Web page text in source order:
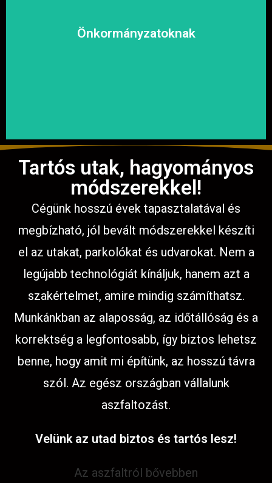
Önkormányzatoknak
garantáljuk a hosszú távú és fenntartható
megoldásokat, hogy a közösség biztonságosan és
Tartós utak, hagyományos
módszerekkel!
Cégünk hosszú évek tapasztalatával és
megbízható, jól bevált módszerekkel készíti
el az utakat, parkolókat és udvarokat. Nem a
legújabb technológiát kínáljuk, hanem azt a
szakértelmet, amire mindig számíthatsz.
Munkánkban az alaposság, az időtállóság és a
korrektség a legfontosabb, így biztos lehetsz
benne, hogy amit mi építünk, az hosszú távra
szól. Az egész országban vállalunk
aszfaltozást.
Velünk az utad biztos és tartós lesz!
Az aszfaltról bővebben